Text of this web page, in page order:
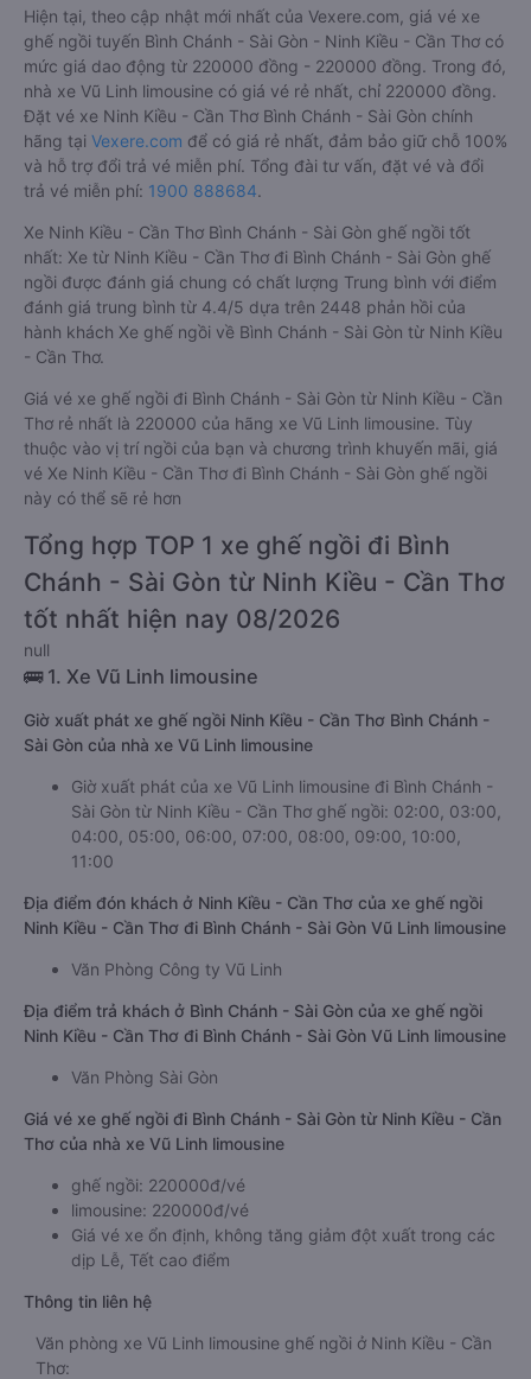
Hiện tại, theo cập nhật mới nhất của Vexere.com, giá vé xe
ghế ngồi tuyến Bình Chánh - Sài Gòn - Ninh Kiều - Cần Thơ có
mức giá dao động từ 220000 đồng - 220000 đồng. Trong đó,
nhà xe Vũ Linh limousine có giá vé rẻ nhất, chỉ 220000 đồng.
Đặt vé xe Ninh Kiều - Cần Thơ Bình Chánh - Sài Gòn chính
hãng tại Vexere.com để có giá rẻ nhất, đảm bảo giữ chỗ 100%
và hỗ trợ đổi trả vé miễn phí. Tổng đài tư vấn, đặt vé và đổi
trả vé miễn phí: 1900 888684.
Xe Ninh Kiều - Cần Thơ Bình Chánh - Sài Gòn ghế ngồi tốt
nhất: Xe từ Ninh Kiều - Cần Thơ đi Bình Chánh - Sài Gòn ghế
ngồi được đánh giá chung có chất lượng Trung bình với điểm
đánh giá trung bình từ 4.4/5 dựa trên 2448 phản hồi của
hành khách Xe ghế ngồi về Bình Chánh - Sài Gòn từ Ninh Kiều
- Cần Thơ.
Giá vé xe ghế ngồi đi Bình Chánh - Sài Gòn từ Ninh Kiều - Cần
Thơ rẻ nhất là 220000 của hãng xe Vũ Linh limousine. Tùy
thuộc vào vị trí ngồi của bạn và chương trình khuyến mãi, giá
vé Xe Ninh Kiều - Cần Thơ đi Bình Chánh - Sài Gòn ghế ngồi
này có thể sẽ rẻ hơn
Tổng hợp TOP 1 xe ghế ngồi đi Bình
Chánh - Sài Gòn từ Ninh Kiều - Cần Thơ
tốt nhất hiện nay 08/2026
null
🚌 1. Xe Vũ Linh limousine
Giờ xuất phát xe ghế ngồi Ninh Kiều - Cần Thơ Bình Chánh -
Sài Gòn của nhà xe Vũ Linh limousine
Giờ xuất phát của xe Vũ Linh limousine đi Bình Chánh -
Sài Gòn từ Ninh Kiều - Cần Thơ ghế ngồi: 02:00, 03:00,
04:00, 05:00, 06:00, 07:00, 08:00, 09:00, 10:00,
11:00
Địa điểm đón khách ở Ninh Kiều - Cần Thơ của xe ghế ngồi
Ninh Kiều - Cần Thơ đi Bình Chánh - Sài Gòn Vũ Linh limousine
Văn Phòng Công ty Vũ Linh
Địa điểm trả khách ở Bình Chánh - Sài Gòn của xe ghế ngồi
Ninh Kiều - Cần Thơ đi Bình Chánh - Sài Gòn Vũ Linh limousine
Văn Phòng Sài Gòn
Giá vé xe ghế ngồi đi Bình Chánh - Sài Gòn từ Ninh Kiều - Cần
Thơ của nhà xe Vũ Linh limousine
ghế ngồi: 220000đ/vé
limousine: 220000đ/vé
Giá vé xe ổn định, không tăng giảm đột xuất trong các
dịp Lễ, Tết cao điểm
Thông tin liên hệ
Văn phòng xe Vũ Linh limousine ghế ngồi ở Ninh Kiều - Cần
Thơ: